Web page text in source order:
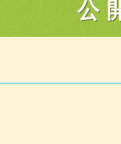
公